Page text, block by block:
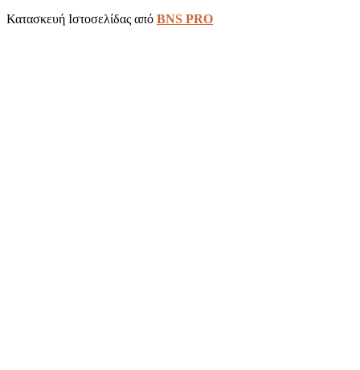
Κατασκευή Ιστοσελίδας από BNS PRO